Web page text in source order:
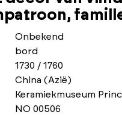
Onbekend
bord
1730 / 1760
China (Azië)
Keramiekmuseum
NO 00506